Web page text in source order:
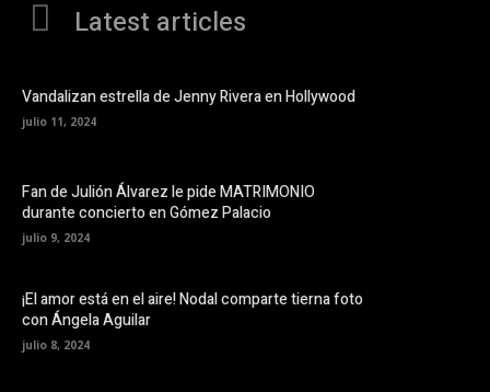
Latest articles
Vandalizan estrella de Jenny Rivera en Hollywood
julio 11, 2024
Fan de Julión Álvarez le pide MATRIMONIO
durante concierto en Gómez Palacio
julio 9, 2024
¡El amor está en el aire! Nodal comparte tierna foto
con Ángela Aguilar
julio 8, 2024